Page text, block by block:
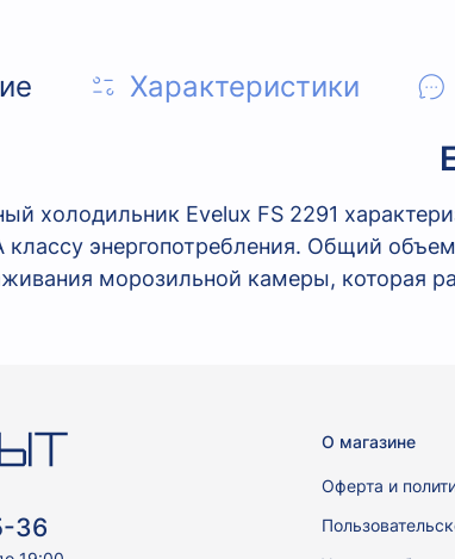
Характеристики
холодильник Evelux FS 2291
классу энергопотребления. Общий
морозильной камеры, которая
О магазине
Оферта и
36